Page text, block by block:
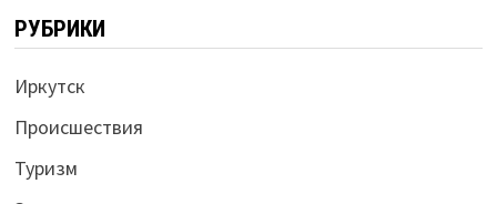
РУБРИКИ
Иркутск
Происшествия
Туризм